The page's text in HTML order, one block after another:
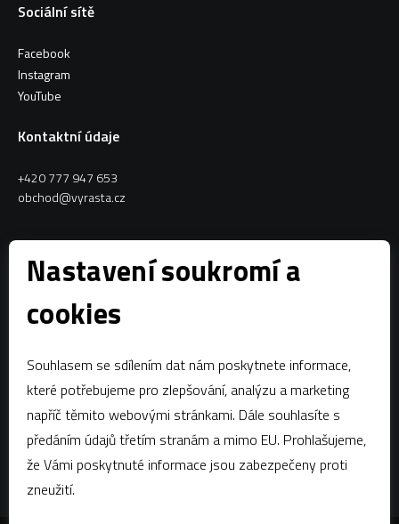
Sociální sítě
Facebook
Instagram
YouTube
Kontaktní údaje
+420 777 947 653
obchod@vyrasta.cz
Kontakty
VYRASTA team s.r.o.
Spytihněv 145
DIČ:CZ28287843
Zápis dle § 13a obchodního zákoníku:Krajský soud v Brně, oddíl C,
vložka 58796
Nastavení soukromí a
cookies
Souhlasem se sdílením dat nám poskytnete informace,
které potřebujeme pro zlepšování, analýzu a marketing
napříč těmito webovými stránkami. Dále souhlasíte s
předáním údajů třetím stranám a mimo EU. Prohlašujeme,
že Vámi poskytnuté informace jsou zabezpečeny proti
zneužití.